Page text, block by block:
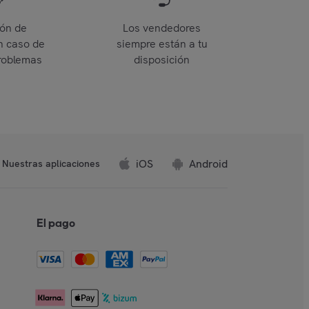
de
caso de
Los vendedores
siempre están a tu
disposición
Nuestras aplicaciones iOS Android
El pago